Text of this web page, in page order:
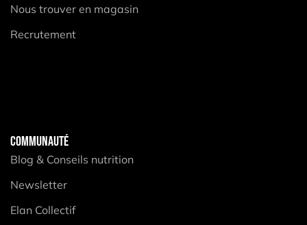
Nous trouver en magasin
Recrutement
COMMUNAUTÉ
Blog & Conseils nutrition
Newsletter
Elan Collectif